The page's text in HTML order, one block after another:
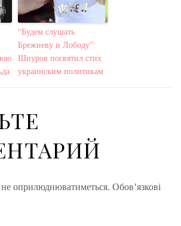
“Будем слушать
Брежневу и Лободу”:
Шнуров посвятил стих
украинским политикам
оприлюднюватиметься. Обов’язкові